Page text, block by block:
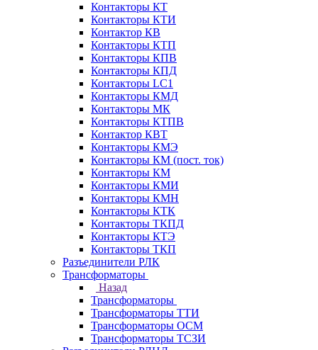
Контакторы КТ
Контакторы КТИ
Контактор КВ
Контакторы КТП
Контакторы КПВ
Контакторы КПД
Контакторы LC1
Контакторы КМД
Контакторы МК
Контакторы КТПВ
Контактор КВТ
Контакторы КМЭ
Контакторы КМ (пост. ток)
Контакторы КМ
Контакторы КМИ
Контакторы КМН
Контакторы КТК
Контакторы ТКПД
Контакторы КТЭ
Контакторы ТКП
Разъединители РЛК
Трансформаторы
Назад
Трансформаторы
Трансформаторы ТТИ
Трансформаторы ОСМ
Трансформаторы ТСЗИ